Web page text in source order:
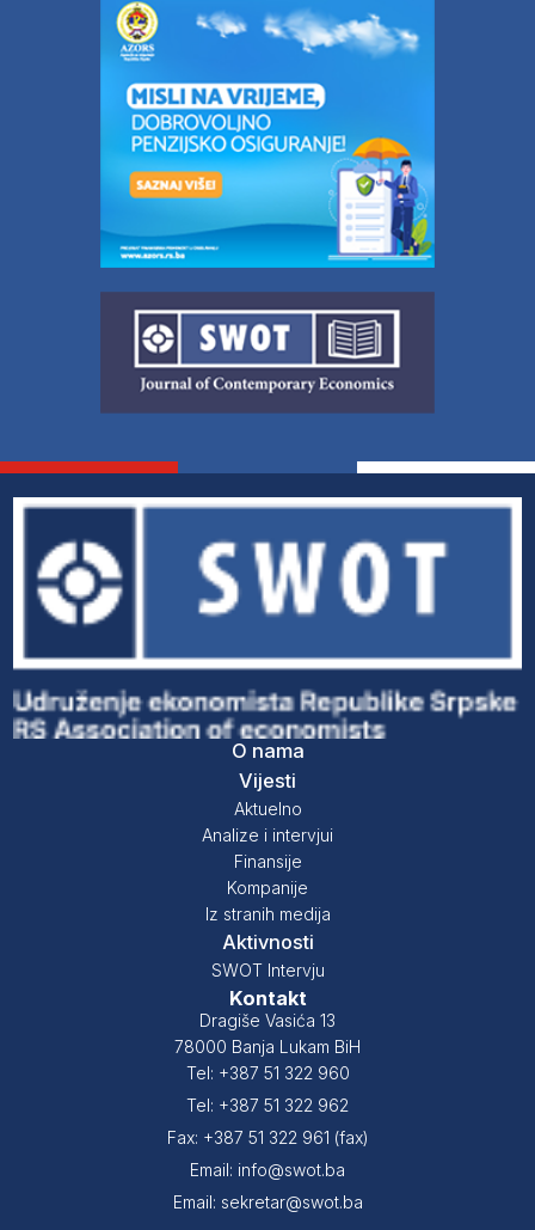
O nama
Vijesti
Aktuelno
Analize i intervjui
Finansije
Kompanije
Iz stranih medija
Aktivnosti
SWOT Intervju
Kontakt
Dragiše Vasića 13
78000 Banja Lukam BiH
Tel: +387 51 322 960
Tel: +387 51 322 962
Fax: +387 51 322 961 (fax)
Email: info@swot.ba
Email: sekretar@swot.ba